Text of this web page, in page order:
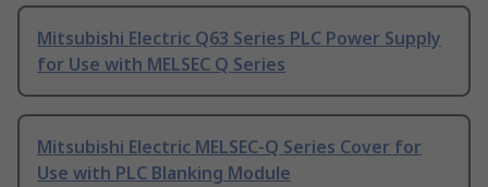
Mitsubishi Electric Q63 Series PLC Power Supply
for Use with MELSEC Q Series
Mitsubishi Electric MELSEC-Q Series Cover for
Use with PLC Blanking Module